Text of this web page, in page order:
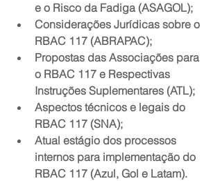
e o Risco da Fadiga (ASAGOL);
Considerações Jurídicas sobre o
RBAC 117 (ABRAPAC);
Propostas das Associações para
o RBAC 117 e Respectivas
Instruções Suplementares (ATL);
Aspectos técnicos e legais do
RBAC 117 (SNA);
Atual estágio dos processos
internos para implementação do
RBAC 117 (Azul, Gol e Latam).